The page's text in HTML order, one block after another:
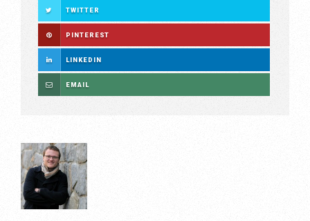
TWITTER
PINTEREST
LINKEDIN
EMAIL